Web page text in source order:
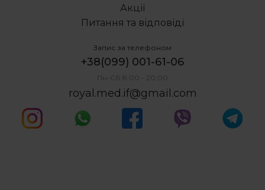
Акції
Питання та відповіді
Запис за телефоном
+38(099) 001-61-06
Пн-Сб 8:00 - 20:00
royal.med.if@gmail.com